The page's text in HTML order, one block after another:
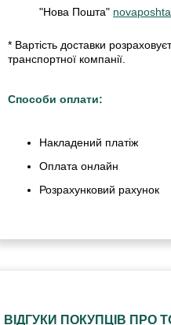
"Нова Пошта"
* Вартість доставки
транспортної компанії.
Способи оплати:
Накладений платіж
Оплата онлайн
Розрахунковий рахунок
ВІДГУКИ ПОКУПЦІВ ПРО